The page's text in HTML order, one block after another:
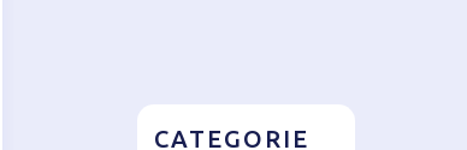
CATEGORIE